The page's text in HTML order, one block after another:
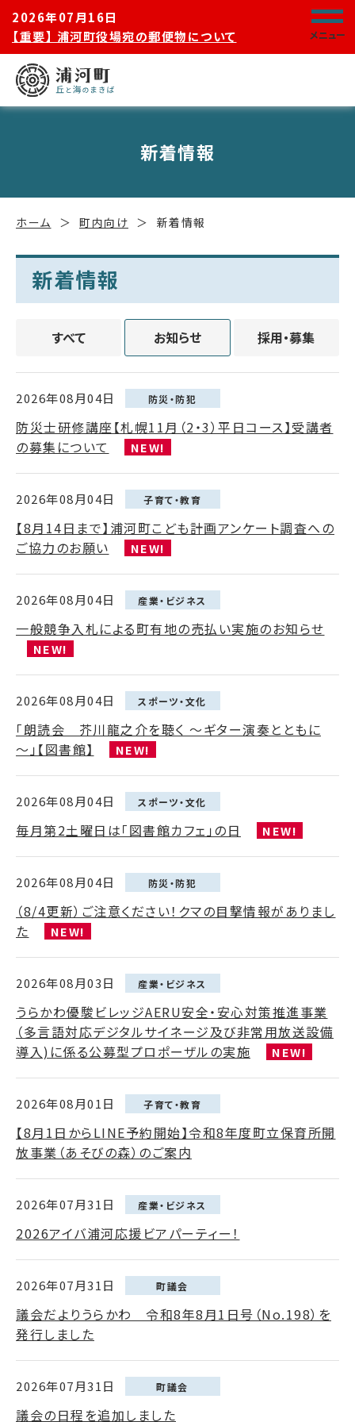
2026年07月16日
【重要】 浦河町役場宛の郵便物について
メニュー
新着情報
ホーム 町内向け 新着情報
新着情報
すべて お知らせ 採用・募集
2026年08月04日 防災・防犯
防災士研修講座【札幌11月（2・3）平日コース】受講者
の募集について
NEW!
2026年08月04日 子育て・教育
【8月14日まで】浦河町こども計画アンケート調査への
ご協力のお願い
NEW!
2026年08月04日 産業・ビジネス
一般競争入札による町有地の売払い実施のお知らせ
NEW!
2026年08月04日 スポーツ・文化
「朗読会 芥川龍之介を聴く ～ギター演奏とともに
～」【図書館】
NEW!
2026年08月04日 スポーツ・文化
毎月第2土曜日は「図書館カフェ」の日 NEW!
2026年08月04日 防災・防犯
（8/4更新）ご注意ください！クマの目撃情報がありまし
た
NEW!
2026年08月03日 産業・ビジネス
うらかわ優駿ビレッジAERU安全・安心対策推進事業
（多言語対応デジタルサイネージ及び非常用放送設備
導入)に係る公募型プロポーザルの実施
NEW!
2026年08月01日 子育て・教育
【8月1日からLINE予約開始】令和8年度町立保育所開
放事業（あそびの森）のご案内
2026年07月31日 産業・ビジネス
2026アイバ浦河応援ビアパーティー！
2026年07月31日 町議会
議会だよりうらかわ 令和8年8月1日号（No.198）を
発行しました
2026年07月31日 町議会
議会の日程を追加しました